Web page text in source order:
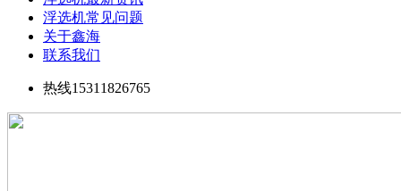
浮选机常见问题
关于鑫海
联系我们
热线15311826765